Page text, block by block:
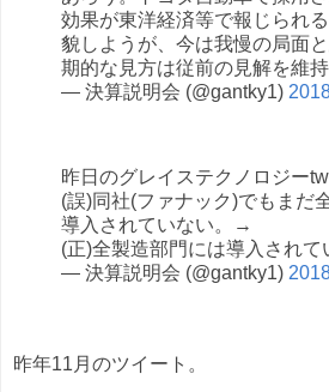
効果が東洋経済等で報じられ
貌しようが、今は我慢の局面
期的な見方は従前の見解を維持
— 決算説明会 (@gantky1)
昨日のグレイステクノロジー
(誤)同社(ファナック)でもまだ
導入されていない。→
(正)全製造部門には導入されて
— 決算説明会 (@gantky1)
昨年11月のツイート。